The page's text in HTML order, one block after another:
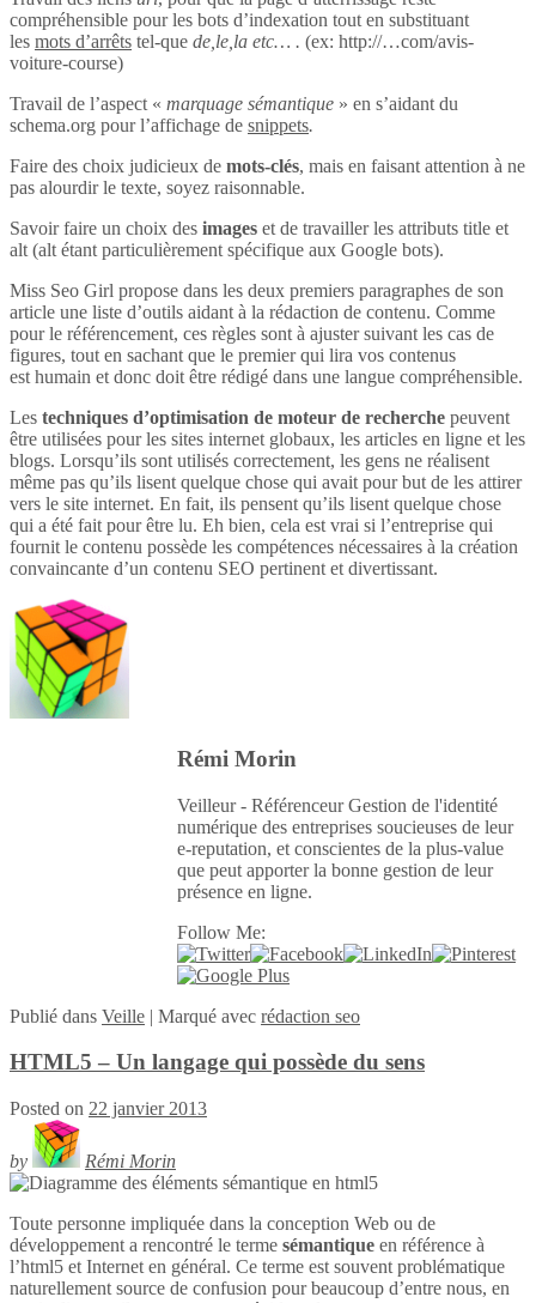
compréhensible pour les bots d’indexation tout en substituant
les mots d’arrêts tel-que de,le,la etc… . (ex: http://…com/avis-
voiture-course)
Travail de l’aspect « marquage sémantique » en s’aidant du
schema.org pour l’affichage de snippets.
Faire des choix judicieux de mots-clés, mais en faisant attention à ne
pas alourdir le texte, soyez raisonnable.
Savoir faire un choix des images et de travailler les attributs title et
alt (alt étant particulièrement spécifique aux Google bots).
Miss Seo Girl propose dans les deux premiers paragraphes de son
article une liste d’outils aidant à la rédaction de contenu. Comme
pour le référencement, ces règles sont à ajuster suivant les cas de
figures, tout en sachant que le premier qui lira vos contenus
est humain et donc doit être rédigé dans une langue compréhensible.
Les techniques d’optimisation de moteur de recherche peuvent
être utilisées pour les sites internet globaux, les articles en ligne et les
blogs. Lorsqu’ils sont utilisés correctement, les gens ne réalisent
même pas qu’ils lisent quelque chose qui avait pour but de les attirer
vers le site internet. En fait, ils pensent qu’ils lisent quelque chose
qui a été fait pour être lu. Eh bien, cela est vrai si l’entreprise qui
fournit le contenu possède les compétences nécessaires à la création
convaincante d’un contenu SEO pertinent et divertissant.
Rémi Morin
Veilleur - Référenceur Gestion de l'identité
numérique des entreprises soucieuses de leur
e-reputation, et conscientes de la plus-value
que peut apporter la bonne gestion de leur
présence en ligne.
Follow Me:
Publié dans Veille | Marqué avec rédaction seo
HTML5 – Un langage qui possède du sens
Posted on 22 janvier 2013
by Rémi Morin
Toute personne impliquée dans la conception Web ou de
développement a rencontré le terme sémantique en référence à
l’html5 et Internet en général. Ce terme est souvent problématique
naturellement source de confusion pour beaucoup d’entre nous, en